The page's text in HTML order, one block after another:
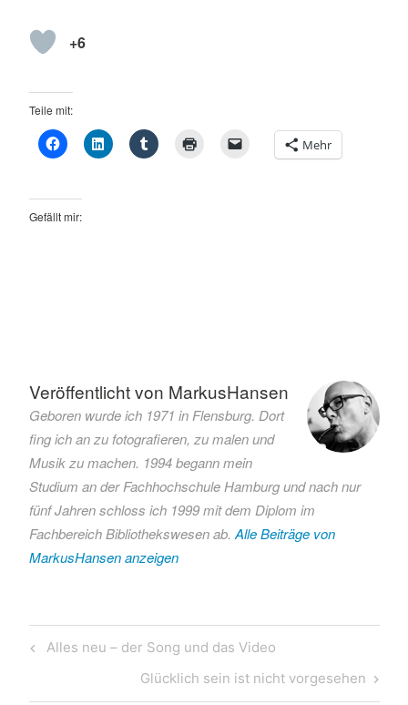
+6
Teile mit:
Mehr
Gefällt mir:
Demonstration
Finkenwerder
Flugzeug
Mühlenberger
Loch
Protest
Veröffentlicht von MarkusHansen
Geboren wurde ich 1971 in Flensburg. Dort
fing ich an zu fotografieren, zu malen und
Musik zu machen. 1994 begann mein
Studium an der Fachhochschule Hamburg und nach nur
fünf Jahren schloss ich 1999 mit dem Diplom im
Fachbereich Bibliothekswesen ab. Alle Beiträge von
MarkusHansen anzeigen
Beitragsnavigation
Previous
Alles neu – der Song und das Video
Next
Post
Glücklich sein ist nicht vorgesehen